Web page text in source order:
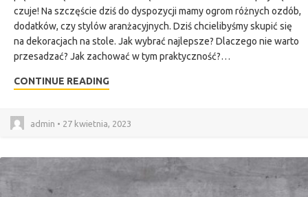
czuje! Na szczęście dziś do dyspozycji mamy ogrom różnych ozdób,
dodatków, czy stylów aranżacyjnych. Dziś chcielibyśmy skupić się
na dekoracjach na stole. Jak wybrać najlepsze? Dlaczego nie warto
przesadzać? Jak zachować w tym praktyczność?…
CONTINUE READING
admin • 27 kwietnia, 2023